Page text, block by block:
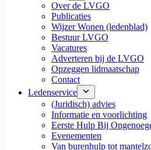
Over de LVGO
Publicaties
Wijzer Wonen (ledenblad)
Bestuur LVGO
Vacatures
Adverteren bij de LVGO
Opzeggen lidmaatschap
Contact
Ledenservice
(Juridisch) advies
Informatie en voorlichting
Eerste Hulp Bij
Evenementen
Van burenhulp tot